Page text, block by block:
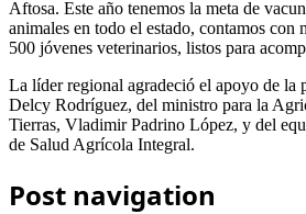
Aftosa. Este año tenemos la meta de
animales en todo el estado, contamos con
500 jóvenes veterinarios, listos para
La líder regional agradeció el apoyo de la
Delcy Rodríguez, del ministro para la
Tierras, Vladimir Padrino López, y del
de Salud Agrícola Integral.
Post navigation